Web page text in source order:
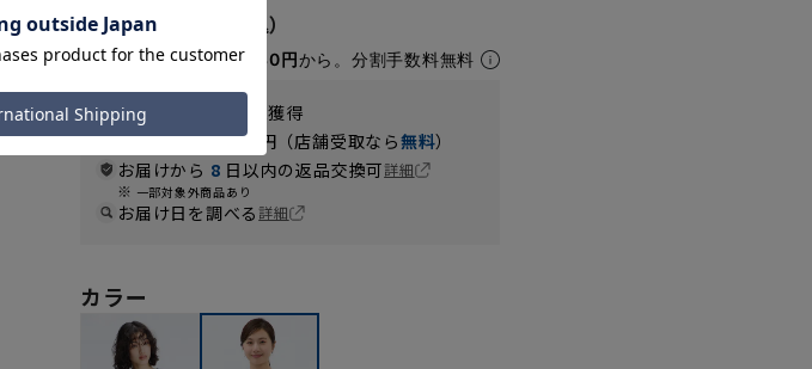
4,290円
なら月々1,430円から。分割手数料無料
WEB会員なら
pt獲得
送料 全国一律550 円（店舗受取なら無料）
お届けから 8 日以内の返品交換可詳細
一部対象外商品あり
お届け日を調べる詳細
カラー